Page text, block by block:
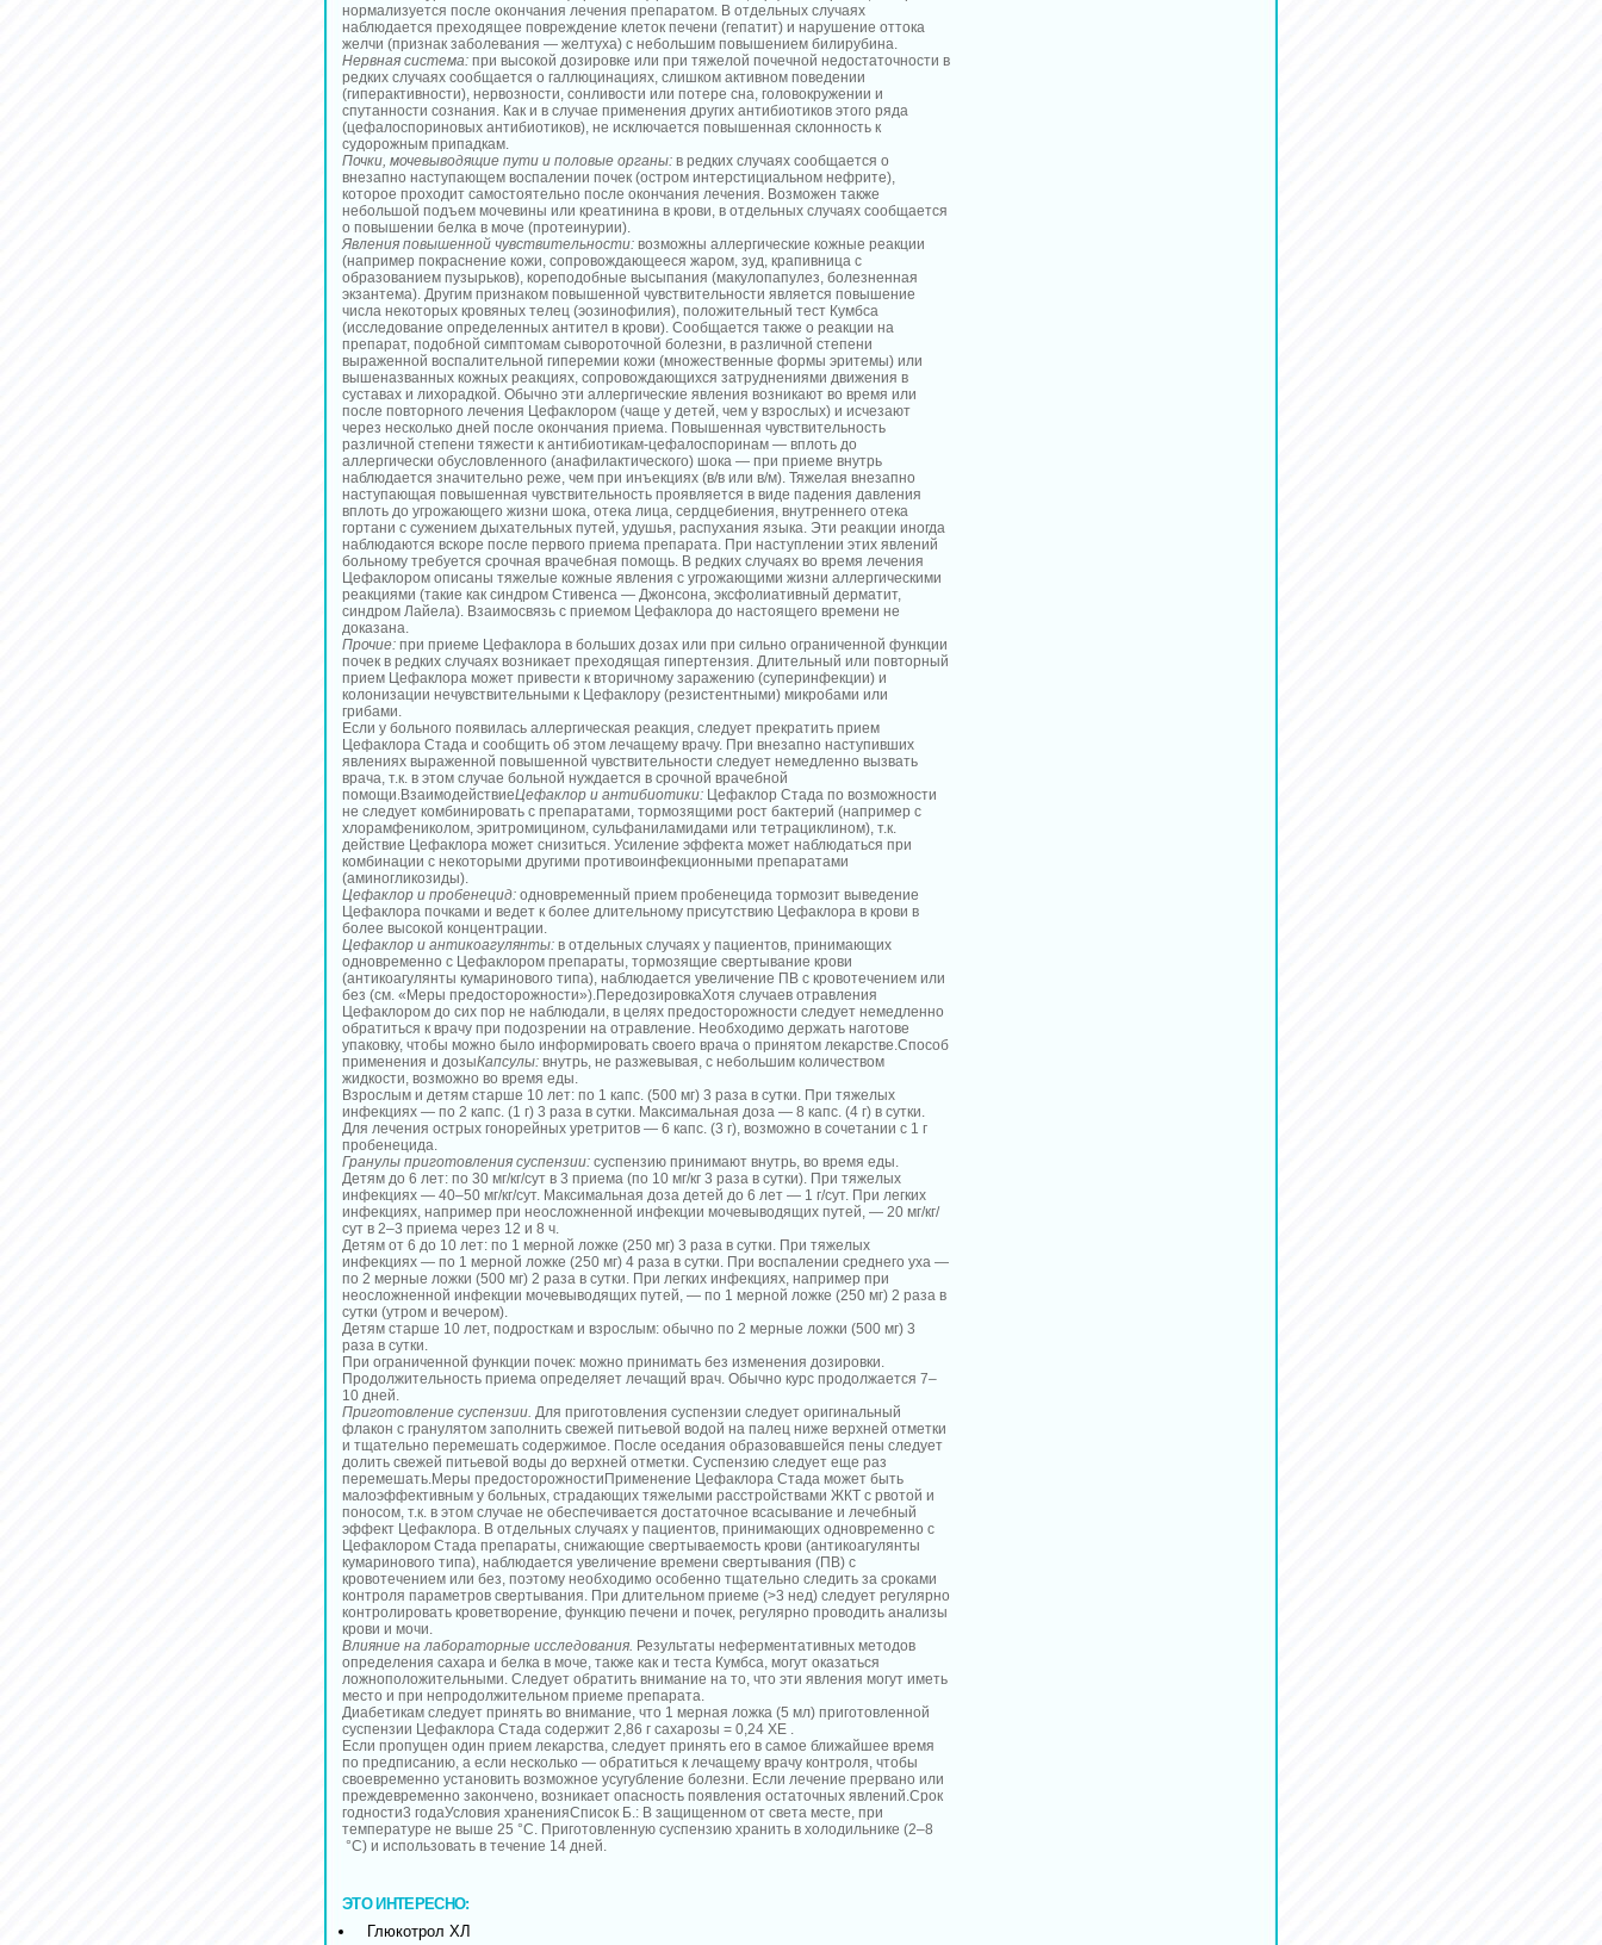
нормализуется после окончания лечения препаратом. В отдельных случаях
наблюдается преходящее повреждение клеток печени (гепатит) и нарушение оттока
желчи (признак заболевания — желтуха) с небольшим повышением билирубина.
Нервная система: при высокой дозировке или при тяжелой почечной недостаточности в
редких случаях сообщается о галлюцинациях, слишком активном поведении
(гиперактивности), нервозности, сонливости или потере сна, головокружении и
спутанности сознания. Как и в случае применения других антибиотиков этого ряда
(цефалоспориновых антибиотиков), не исключается повышенная склонность к
судорожным припадкам.
Почки, мочевыводящие пути и половые органы: в редких случаях сообщается о
внезапно наступающем воспалении почек (остром интерстициальном нефрите),
которое проходит самостоятельно после окончания лечения. Возможен также
небольшой подъем мочевины или креатинина в крови, в отдельных случаях сообщается
о повышении белка в моче (протеинурии).
Явления повышенной чувствительности: возможны аллергические кожные реакции
(например покраснение кожи, сопровождающееся жаром, зуд, крапивница с
образованием пузырьков), кореподобные высыпания (макулопапулез, болезненная
экзантема). Другим признаком повышенной чувствительности является повышение
числа некоторых кровяных телец (эозинофилия), положительный тест Кумбса
(исследование определенных антител в крови). Сообщается также о реакции на
препарат, подобной симптомам сывороточной болезни, в различной степени
выраженной воспалительной гиперемии кожи (множественные формы эритемы) или
вышеназванных кожных реакциях, сопровождающихся затруднениями движения в
суставах и лихорадкой. Обычно эти аллергические явления возникают во время или
после повторного лечения Цефаклором (чаще у детей, чем у взрослых) и исчезают
через несколько дней после окончания приема. Повышенная чувствительность
различной степени тяжести к антибиотикам-цефалоспоринам — вплоть до
аллергически обусловленного (анафилактического) шока — при приеме внутрь
наблюдается значительно реже, чем при инъекциях (в/в или в/м). Тяжелая внезапно
наступающая повышенная чувствительность проявляется в виде падения давления
вплоть до угрожающего жизни шока, отека лица, сердцебиения, внутреннего отека
гортани с сужением дыхательных путей, удушья, распухания языка. Эти реакции иногда
наблюдаются вскоре после первого приема препарата. При наступлении этих явлений
больному требуется срочная врачебная помощь. В редких случаях во время лечения
Цефаклором описаны тяжелые кожные явления с угрожающими жизни аллергическими
реакциями (такие как синдром Стивенса — Джонсона, эксфолиативный дерматит,
синдром Лайела). Взаимосвязь с приемом Цефаклора до настоящего времени не
доказана.
Прочие: при приеме Цефаклора в больших дозах или при сильно ограниченной функции
почек в редких случаях возникает преходящая гипертензия. Длительный или повторный
прием Цефаклора может привести к вторичному заражению (суперинфекции) и
колонизации нечувствительными к Цефаклору (резистентными) микробами или
грибами.
Если у больного появилась аллергическая реакция, следует прекратить прием
Цефаклора Стада и сообщить об этом лечащему врачу. При внезапно наступивших
явлениях выраженной повышенной чувствительности следует немедленно вызвать
врача, т.к. в этом случае больной нуждается в срочной врачебной
помощи.ВзаимодействиеЦефаклор и антибиотики: Цефаклор Стада по возможности
не следует комбинировать с препаратами, тормозящими рост бактерий (например с
хлорамфениколом, эритромицином, сульфаниламидами или тетрациклином), т.к.
действие Цефаклора может снизиться. Усиление эффекта может наблюдаться при
комбинации с некоторыми другими противоинфекционными препаратами
(аминогликозиды).
Цефаклор и пробенецид: одновременный прием пробенецида тормозит выведение
Цефаклора почками и ведет к более длительному присутствию Цефаклора в крови в
более высокой концентрации.
Цефаклор и антикоагулянты: в отдельных случаях у пациентов, принимающих
одновременно с Цефаклором препараты, тормозящие свертывание крови
(антикоагулянты кумаринового типа), наблюдается увеличение ПВ с кровотечением или
без (см. «Меры предосторожности»).ПередозировкаХотя случаев отравления
Цефаклором до сих пор не наблюдали, в целях предосторожности следует немедленно
обратиться к врачу при подозрении на отравление. Необходимо держать наготове
упаковку, чтобы можно было информировать своего врача о принятом лекарстве.Способ
применения и дозыКапсулы: внутрь, не разжевывая, с небольшим количеством
жидкости, возможно во время еды.
Взрослым и детям старше 10 лет: по 1 капс. (500 мг) 3 раза в сутки. При тяжелых
инфекциях — по 2 капс. (1 г) 3 раза в сутки. Максимальная доза — 8 капс. (4 г) в сутки.
Для лечения острых гонорейных уретритов — 6 капс. (3 г), возможно в сочетании с 1 г
пробенецида.
Гранулы приготовления суспензии: суспензию принимают внутрь, во время еды.
Детям до 6 лет: по 30 мг/кг/сут в 3 приема (по 10 мг/кг 3 раза в сутки). При тяжелых
инфекциях — 40–50 мг/кг/сут. Максимальная доза детей до 6 лет — 1 г/сут. При легких
инфекциях, например при неосложненной инфекции мочевыводящих путей, — 20 мг/кг/
сут в 2–3 приема через 12 и 8 ч.
Детям от 6 до 10 лет: по 1 мерной ложке (250 мг) 3 раза в сутки. При тяжелых
инфекциях — по 1 мерной ложке (250 мг) 4 раза в сутки. При воспалении среднего уха —
по 2 мерные ложки (500 мг) 2 раза в сутки. При легких инфекциях, например при
неосложненной инфекции мочевыводящих путей, — по 1 мерной ложке (250 мг) 2 раза в
сутки (утром и вечером).
Детям старше 10 лет, подросткам и взрослым: обычно по 2 мерные ложки (500 мг) 3
раза в сутки.
При ограниченной функции почек: можно принимать без изменения дозировки.
Продолжительность приема определяет лечащий врач. Обычно курс продолжается 7–
10 дней.
Приготовление суспензии. Для приготовления суспензии следует оригинальный
флакон с гранулятом заполнить свежей питьевой водой на палец ниже верхней отметки
и тщательно перемешать содержимое. После оседания образовавшейся пены следует
долить свежей питьевой воды до верхней отметки. Суспензию следует еще раз
перемешать.Меры предосторожностиПрименение Цефаклора Стада может быть
малоэффективным у больных, страдающих тяжелыми расстройствами ЖКТ с рвотой и
поносом, т.к. в этом случае не обеспечивается достаточное всасывание и лечебный
эффект Цефаклора. В отдельных случаях у пациентов, принимающих одновременно с
Цефаклором Стада препараты, снижающие свертываемость крови (антикоагулянты
кумаринового типа), наблюдается увеличение времени свертывания (ПВ) с
кровотечением или без, поэтому необходимо особенно тщательно следить за сроками
контроля параметров свертывания. При длительном приеме (>3 нед) следует регулярно
контролировать кроветворение, функцию печени и почек, регулярно проводить анализы
крови и мочи.
Влияние на лабораторные исследования. Результаты неферментативных методов
определения сахара и белка в моче, также как и теста Кумбса, могут оказаться
ложноположительными. Следует обратить внимание на то, что эти явления могут иметь
место и при непродолжительном приеме препарата.
Диабетикам следует принять во внимание, что 1 мерная ложка (5 мл) приготовленной
суспензии Цефаклора Стада содержит 2,86 г сахарозы = 0,24 ХЕ .
Если пропущен один прием лекарства, следует принять его в самое ближайшее время
по предписанию, а если несколько — обратиться к лечащему врачу контроля, чтобы
своевременно установить возможное усугубление болезни. Если лечение прервано или
преждевременно закончено, возникает опасность появления остаточных явлений.Срок
годности3 годаУсловия храненияСписок Б.: В защищенном от света месте, при
температуре не выше 25 °C. Приготовленную суспензию хранить в холодильнике (2–8
°C) и использовать в течение 14 дней.
ЭТО ИНТЕРЕСНО:
Глюкотрол ХЛ